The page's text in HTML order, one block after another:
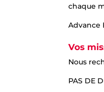
chaque
Advance
Vos
Nous
PAS DE